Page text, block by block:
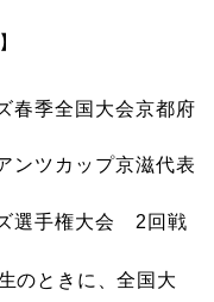
春季全国大会京都府
ンツカップ京滋代表
選手権大会 2回戦
のときに、全国大